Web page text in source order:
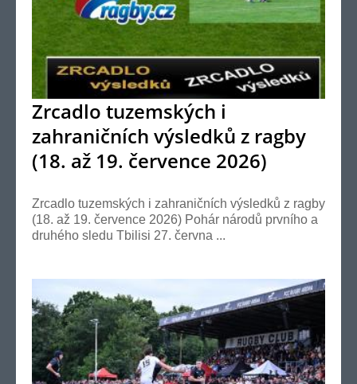
Zrcadlo tuzemských i
zahraničních výsledků z ragby
(18. až 19. července 2026)
Zrcadlo tuzemských i zahraničních výsledků z ragby
(18. až 19. července 2026) Pohár národů prvního a
druhého sledu Tbilisi 27. června ...